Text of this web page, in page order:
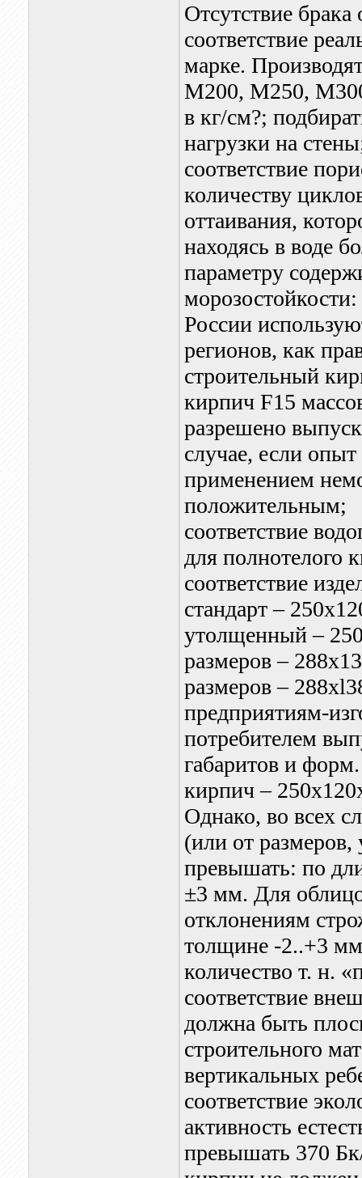
Отсутствие брака
cоответствие
марке.
М200, М250,
в кг/см?;
нагрузки на
cоответствие
количеству
оттаивания,
находясь в воде
параметру
России
регионов, как
строительный
кирпич F15
разрешено
случае, если
применением
положительным;
соответствие
для полнотелого
cоответствие
стандарт –
утолщенный –
размеров –
размеров –
предприятиям-
потребителем
габаритов и
кирпич –
Однако, во всех
(или от
превышать: по
±3 мм. Для
отклонениям
толщине -2..+3
количество т. н.
соответствие
должна быть
строительного
вертикальных
cоответствие
активность
превышать 370